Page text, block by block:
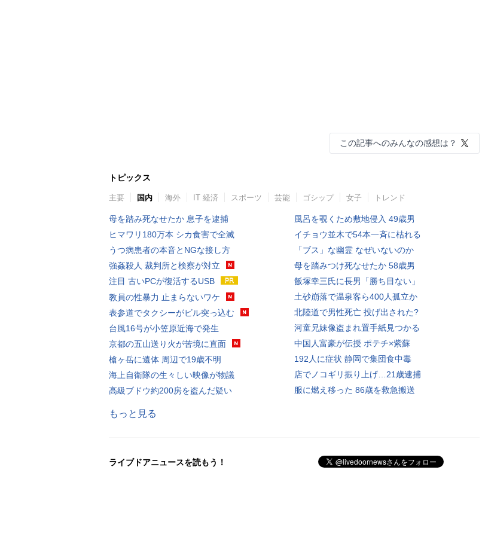
この記事へのみんなの感想は？
トピックス
主要 国内 海外 IT 経済 スポーツ 芸能 ゴシップ 女子 トレンド
母を踏み死なせたか 息子を逮捕
ヒマワリ180万本 シカ食害で全滅
うつ病患者の本音とNGな接し方
強姦殺人 裁判所と検察が対立
注目 古いPCが復活するUSB
教員の性暴力 止まらないワケ
表参道でタクシーがビル突っ込む
台風16号が小笠原近海で発生
京都の五山送り火が苦境に直面
槍ヶ岳に遺体 周辺で19歳不明
海上自衛隊の生々しい映像が物議
高級ブドウ約200房を盗んだ疑い
風呂を覗くため敷地侵入 49歳男
イチョウ並木で54本一斉に枯れる
「ブス」な幽霊 なぜいないのか
母を踏みつけ死なせたか 58歳男
飯塚幸三氏に長男「勝ち目ない」
土砂崩落で温泉客ら400人孤立か
北陸道で男性死亡 投げ出された?
河童兄妹像盗まれ置手紙見つかる
中国人富豪が伝授 ポテチ×紫蘇
192人に症状 静岡で集団食中毒
店でノコギリ振り上げ…21歳逮捕
服に燃え移った 86歳を救急搬送
もっと見る
ライブドアニュースを読もう！